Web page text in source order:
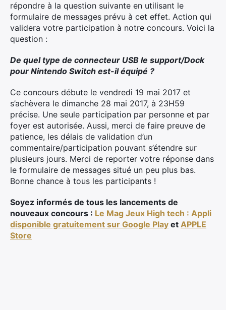
répondre à la question suivante en utilisant le
formulaire de messages prévu à cet effet. Action qui
validera votre participation à notre concours. Voici la
question :
De quel type de connecteur USB le support/Dock
pour Nintendo Switch est-il équipé ?
Ce concours débute le vendredi 19 mai 2017 et
s’achèvera le dimanche 28 mai 2017, à 23H59
précise. Une seule participation par personne et par
foyer est autorisée. Aussi, merci de faire preuve de
patience, les délais de validation d’un
commentaire/participation pouvant s’étendre sur
plusieurs jours. Merci de reporter votre réponse dans
le formulaire de messages situé un peu plus bas.
Bonne chance à tous les participants !
Soyez informés de tous les lancements de
nouveaux concours : Le Mag Jeux High tech : Appli
disponible gratuitement sur Google Play et APPLE
Store